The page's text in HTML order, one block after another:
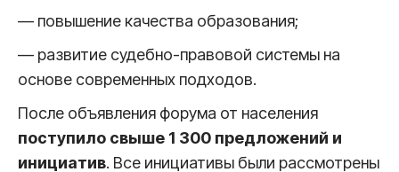
— повышение качества образования;
— развитие судебно-правовой системы на
основе современных подходов.
После объявления форума от населения
поступило свыше 1 300 предложений и
инициатив. Все инициативы были рассмотрены